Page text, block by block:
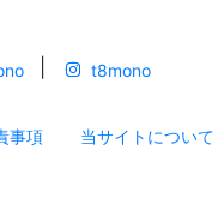
t8mono
事項 当サイトについて